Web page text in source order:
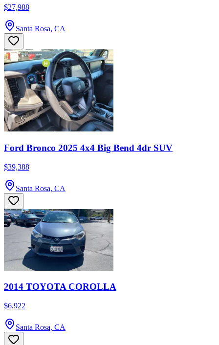
$27,988
Santa Rosa, CA
Ford Bronco 2025 4x4 Big Bend 4dr SUV
$39,388
Santa Rosa, CA
2014 TOYOTA COROLLA
$6,922
Santa Rosa, CA